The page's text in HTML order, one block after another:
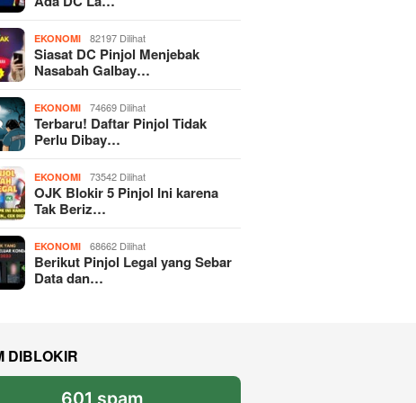
EKONOMI 82197 Dilihat
Siasat DC Pinjol Menjebak
Nasabah Galbay…
EKONOMI 74669 Dilihat
Terbaru! Daftar Pinjol Tidak
Perlu Dibay…
EKONOMI 73542 Dilihat
OJK Blokir 5 Pinjol Ini karena
Tak Beriz…
EKONOMI 68662 Dilihat
Berikut Pinjol Legal yang Sebar
Data dan…
DIBLOKIR
601 spam